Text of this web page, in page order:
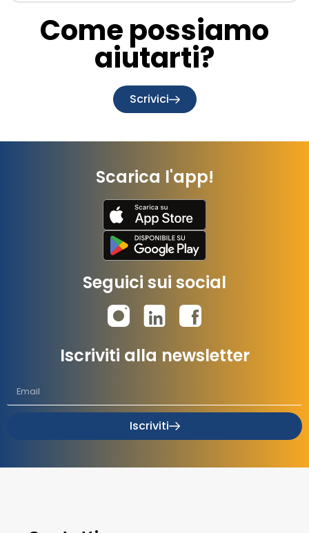
Come possiamo
aiutarti?
Scrivici
Scarica l'app!
Seguici sui social
Iscriviti alla newsletter
Iscriviti